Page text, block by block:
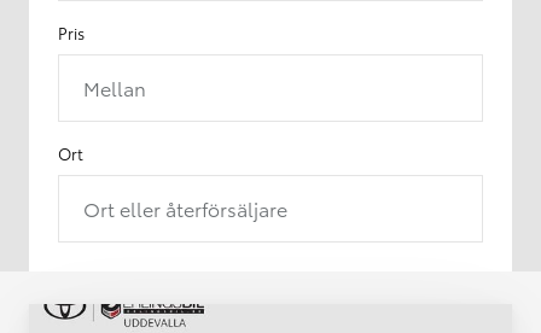
Pris
Mellan
Ort
Ort eller återförsäljare